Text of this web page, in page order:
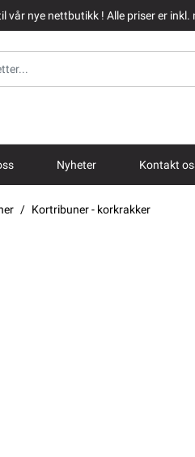
vår nye nettbutikk ! Alle priser er inkl.
Nyheter Kontakt
Kortribuner - korkrakker